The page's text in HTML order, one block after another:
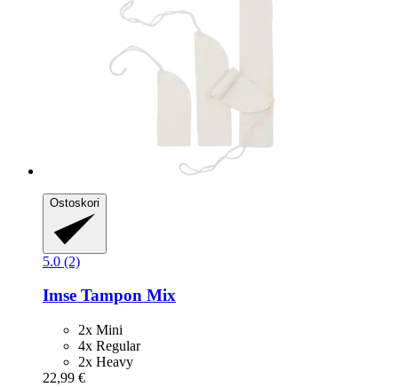
Ostoskori
5.0 (2)
Imse Tampon Mix
2x Mini
4x Regular
2x Heavy
22,99 €